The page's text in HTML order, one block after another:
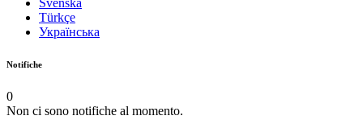
Svenska
Türkçe
Українська
Notifiche
0
Non ci sono notifiche al momento.